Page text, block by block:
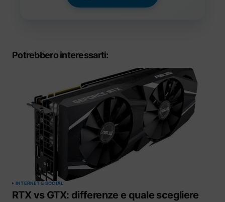
Potrebbero interessarti:
INTERNET E SOCIAL
RTX vs GTX: differenze e quale scegliere